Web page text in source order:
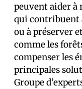
peuvent aider à
qui contribuent
ou à préserver
comme les
compenser les
principales
Groupe